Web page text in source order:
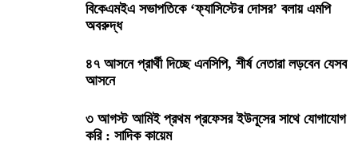
জালিম ও মুনাফিকরা কি ধর্মের শত্রু?
ঈদে বেড়ানোর ১০১ টি জায়গা
প্রধান উপদেষ্টার বিশেষ সহকারী হিসাবে নিয়োগ পেলেন লস
এঞ্জেলেসের শেখ মইনউদ্দিন
বিকেএমইএ সভাপতিকে ‘ফ্যাসিস্টের দোসর’ বলায় এমপি
অবরুদ্ধ
৪৭ আসনে প্রার্থী দিচ্ছে এনসিপি, শীর্ষ নেতারা লড়বেন যেসব
আসনে
৩ আগস্ট আমিই প্রথম প্রফেসর ইউনূসের সাথে যোগাযোগ
করি : সাদিক কায়েম